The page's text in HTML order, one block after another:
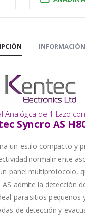
Analógica de 1 Lazo
Syncro AS
un estilo compacto y
normalmente
panel multiprotocolo,
AS admite la detección
para sitios pequeños
de detección y